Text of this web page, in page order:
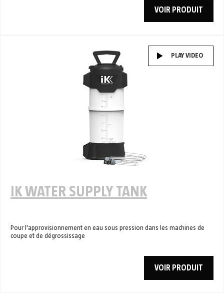
VOIR PRODUIT
PLAY VIDEO
IK WATER SUPPLY TANK
Pour l'approvisionnement en eau sous pression dans les machines de
coupe et de dégrossissage
VOIR PRODUIT